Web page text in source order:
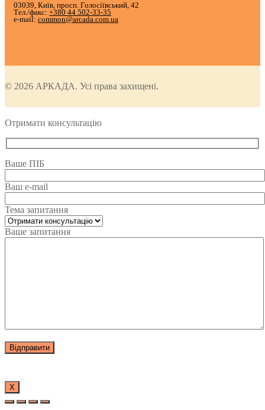
03039, Київ, просп. Голосіївський, 42
Тел./факс: +380 44 502-33-35
e-mail: common@arcada.com.ua
© 2026 АРКАДА. Усі права захищені.
Отримати консультацію
Ваше ПІБ
Ваш e-mail
Тема запитання
Ваше запитання
Х